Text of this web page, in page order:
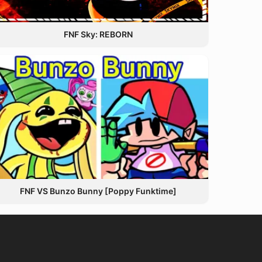
FNF Sky: REBORN
FNF VS Bunzo Bunny [Poppy Funktime]